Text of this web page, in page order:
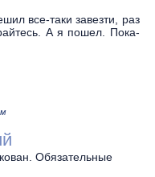
все-таки завезти, раз
А я пошел. Пока-
Обязательные